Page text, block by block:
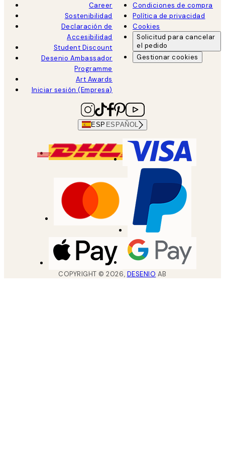
Career
Sostenibilidad
Declaración de
Accesibilidad
Student Discount
Desenio Ambassador
Programme
Art Awards
Iniciar sesión (Empresa)
Condiciones de compra
Política de privacidad
Cookies
Solicitud para cancelar
el pedido
Gestionar cookies
ESP ESPAÑOL
COPYRIGHT ©2026, DESENIO AB